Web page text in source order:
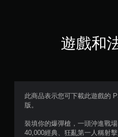
遊戲和
此商品表示您可下載此遊戲的
版。
裝填你的爆彈槍，一頭沖進戰
40,000經典、狂亂第一人稱射